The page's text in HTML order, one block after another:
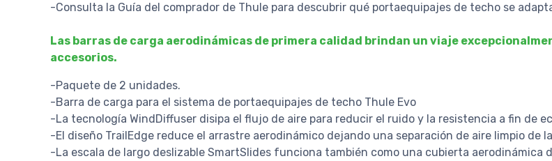
-Consulta la Guía del comprador de Thule para descubrir qué portaequipajes de techo se
Las barras de carga aerodinámicas de primera calidad brindan un viaje
accesorios.
-Paquete de 2 unidades.
-Barra de carga para el sistema de portaequipajes de techo Thule Evo
-La tecnología WindDiffuser disipa el flujo de aire para reducir el ruido y la resistencia a fin de
-El diseño TrailEdge reduce el arrastre aerodinámico dejando una separación de aire limpio de
-La escala de largo deslizable SmartSlides funciona también como una cubierta aerodinámica